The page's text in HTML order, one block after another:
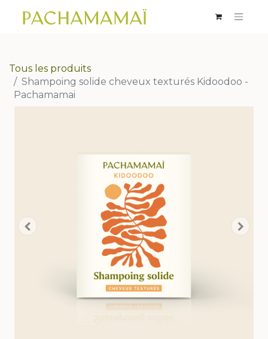
Tous les produits
Shampoing solide cheveux texturés Kidoodoo -
Pachamamai